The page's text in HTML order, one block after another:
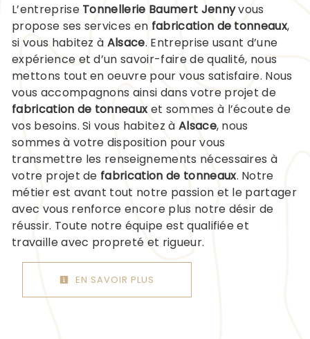
L’entreprise Tonnellerie Baumert Jennyvous
propose ses services en fabrication de tonneaux,
si vous habitez à Alsace. Entreprise usant d’une
expérience et d’un savoir-faire de qualité, nous
mettons tout en oeuvre pour vous satisfaire. Nous
vous accompagnons ainsi dans votre projet de
fabrication de tonneauxet sommes à l’écoute de
vos besoins. Si vous habitez à Alsace, nous
sommes à votre disposition pour vous
transmettre les renseignements nécessaires à
votre projet de fabrication de tonneaux. Notre
métier est avant tout notre passion et le partager
avec vous renforce encore plus notre désir de
réussir. Toute notre équipe est qualifiée et
travaille avec propreté et rigueur.
EN SAVOIR PLUS